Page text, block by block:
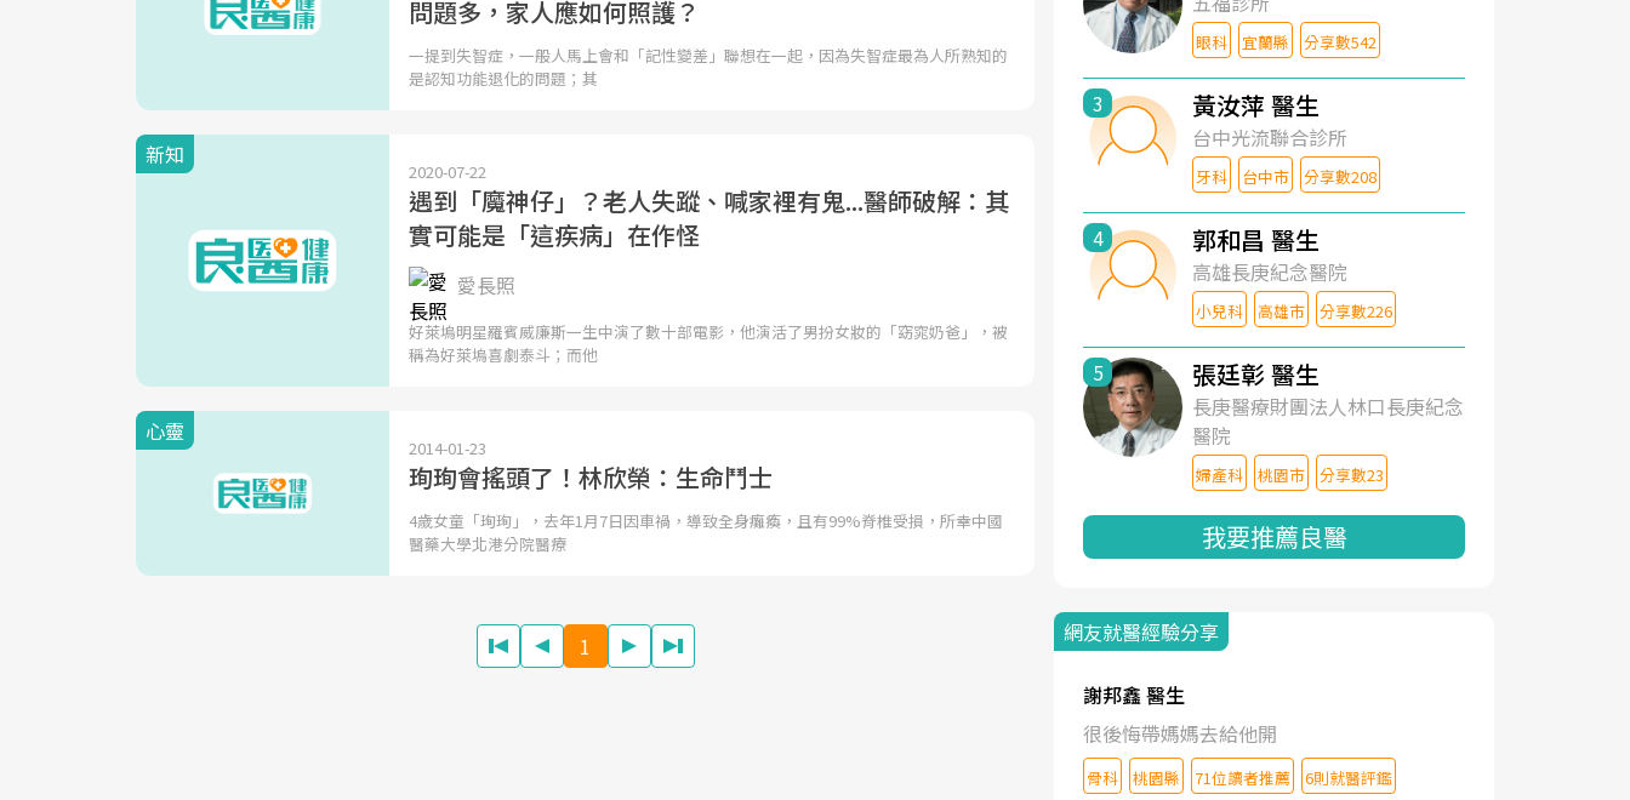
問題多，家人應如何照護？
一提到失智症，一般人馬上會和「記性變差」聯想在一起，因為失智症最為人所熟知的
是認知功能退化的問題；其
新知
2020-07-22
遇到「魔神仔」？老人失蹤、喊家裡有鬼...醫師破解：其
實可能是「這疾病」在作怪
愛長照
好萊塢明星羅賓威廉斯一生中演了數十部電影，他演活了男扮女妝的「窈窕奶爸」，被
稱為好萊塢喜劇泰斗；而他
心靈
2014-01-23
珣珣會搖頭了！林欣榮：生命鬥士
4歲女童「珣珣」，去年1月7日因車禍，導致全身癱瘓，且有99%脊椎受損，所幸中國
醫藥大學北港分院醫療
1
眼科 宜蘭縣 分享數542
3 黃汝萍 醫生
台中光流聯合診所
牙科 台中市 分享數208
4 郭和昌 醫生
高雄長庚紀念醫院
小兒科 高雄市 分享數226
5 張廷彰 醫生
長庚醫療財團法人林口長庚紀念
醫院
婦產科 桃園市 分享數23
我要推薦良醫
網友就醫經驗分享
謝邦鑫 醫生
很後悔帶媽媽去給他開
骨科 桃園縣 71位讀者推薦 6則就醫評鑑